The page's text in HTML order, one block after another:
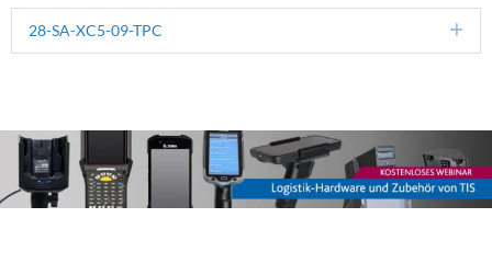
28-SA-XC5-09-TPC